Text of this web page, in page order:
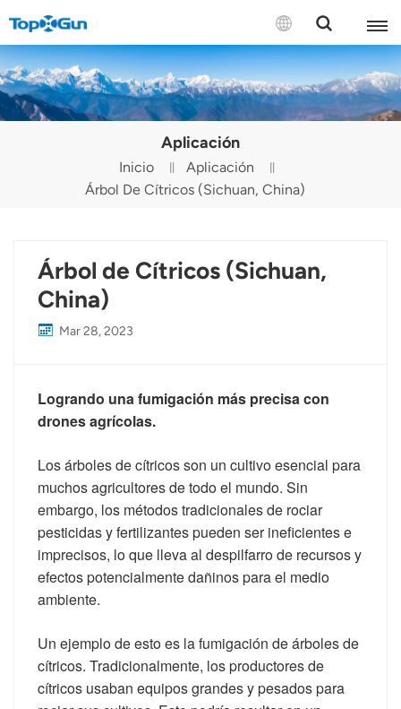
CONTÁCTENOS
English
Español
Русский
Português(Brasil)
Aplicación
Inicio
Aplicación
Árbol De Cítricos (Sichuan, China)
Árbol de Cítricos (Sichuan,
China)
Mar 28, 2023
Logrando una fumigación más precisa con
drones agrícolas.
Los árboles de cítricos son un cultivo esencial para
muchos agricultores de todo el mundo. Sin
embargo, los métodos tradicionales de rociar
pesticidas y fertilizantes pueden ser ineficientes e
imprecisos, lo que lleva al despilfarro de recursos y
efectos potencialmente dañinos para el medio
ambiente.
Un ejemplo de esto es la fumigación de árboles de
cítricos. Tradicionalmente, los productores de
cítricos usaban equipos grandes y pesados para